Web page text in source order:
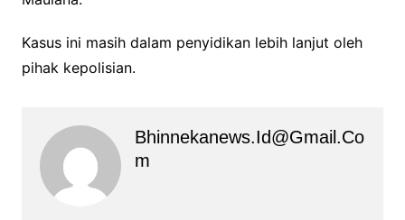
Kasus ini masih dalam penyidikan lebih lanjut oleh
pihak kepolisian.
Bhinnekanews.id@gmail.co
M